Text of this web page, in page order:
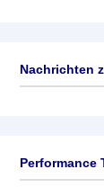
Nachrichten
Performance